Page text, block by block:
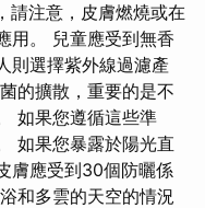
請注意，皮膚燃燒或在
用。 兒童應受到無香
則選擇紫外線過濾產
的擴散，重要的是不
如果您遵循這些準
如果您暴露於陽光直
膚應受到30個防曬係
和多雲的天空的情況